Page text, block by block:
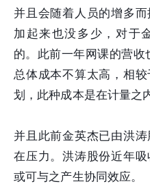
并且会随着人员的增多
加起来也没多少，对于
的。此前一年网课的营
总体成本不算太高，相
划，此种成本是在计量之
并且此前金英杰已由洪
在压力。洪涛股份近年
或可与之产生协同效应。